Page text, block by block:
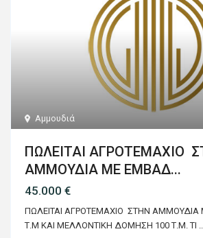
Αμμουδιά
ΠΩΛΕΙΤΑΙ ΑΓΡΟΤΕΜΑΧΙΟ
ΑΜΜΟΥΔΙΑ ΜΕ ΕΜΒΑΔ...
45.000 €
ΠΩΛΕΙΤΑΙ ΑΓΡΟΤΕΜΑΧΙΟ ΣΤΗΝ
Τ.Μ ΚΑΙ ΜΕΛΛΟΝΤΙΚΗ ΔΟΜΗΣΗ 100 Τ.Μ. ΤΙ